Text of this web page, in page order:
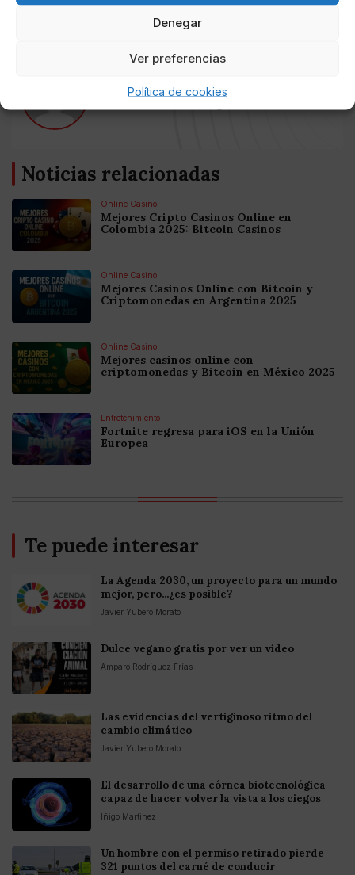
Denegar
Ver preferencias
Política de cookies
Laura Estévez Ugarte
Noticias relacionadas
Online Casino
Mejores Cripto Casinos Online en
Colombia 2025: Bitcoin Casinos
Online Casino
Mejores Casinos Online con Bitcoin y
Criptomonedas en Argentina 2025
Online Casino
Mejores casinos online con
criptomonedas y Bitcoin en México 2025
Entretenimiento
Fortnite regresa para iOS en la Unión
Europea
Te puede interesar
La Agenda 2030, un proyecto para un mundo
mejor, pero...¿es posible?
Javier Yubero Morato
Dulce vegano gratis por ver un vídeo
Amparo Rodríguez Frías
Las evidencias del vertiginoso ritmo del
cambio climático
Javier Yubero Morato
El desarrollo de una córnea biotecnológica
capaz de hacer volver la vista a los ciegos
Iñigo Martinez
Un hombre con el permiso retirado pierde
321 puntos del carné de conducir